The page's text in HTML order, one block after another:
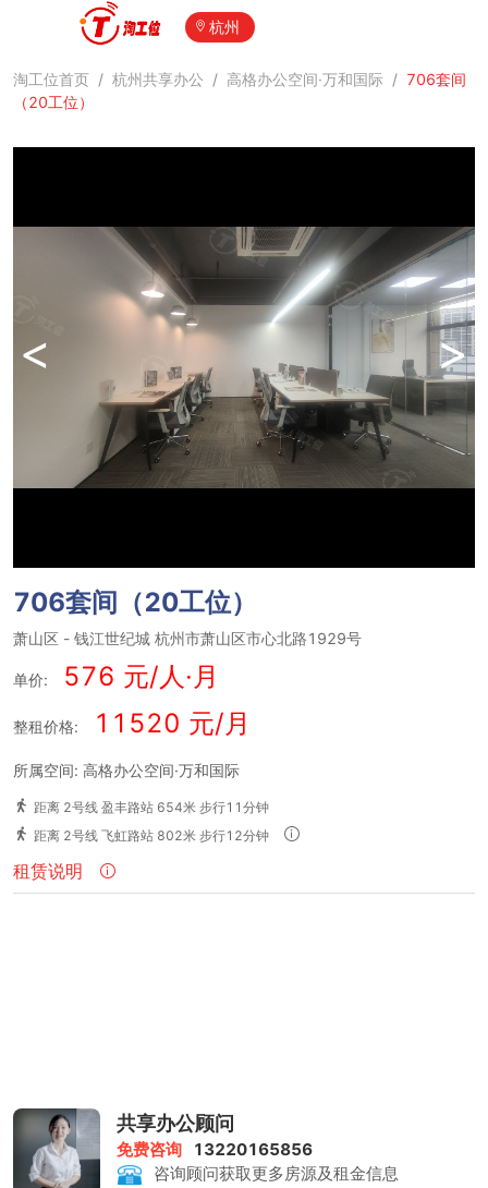
杭州
淘工位首页 / 杭州共享办公 / 高格办公空间·万和国际 / 706套间
（20工位）
< >
706套间（20工位）
萧山区 - 钱江世纪城杭州市萧山区市心北路1929号
单价: 576 元/人·月
整租价格: 11520 元/月
所属空间: 高格办公空间·万和国际
距离 2号线 盈丰路站 654米 步行11分钟
距离 2号线 飞虹路站 802米 步行12分钟
租赁说明
共享办公顾问
免费咨询
13220165856
咨询顾问获取更多房源及租金信息